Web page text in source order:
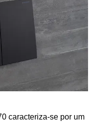
caracteriza-se por um